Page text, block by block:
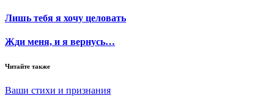
Лишь тебя я хочу целовать
Жди меня, и я вернусь…
Читайте также
Ваши стихи и признания